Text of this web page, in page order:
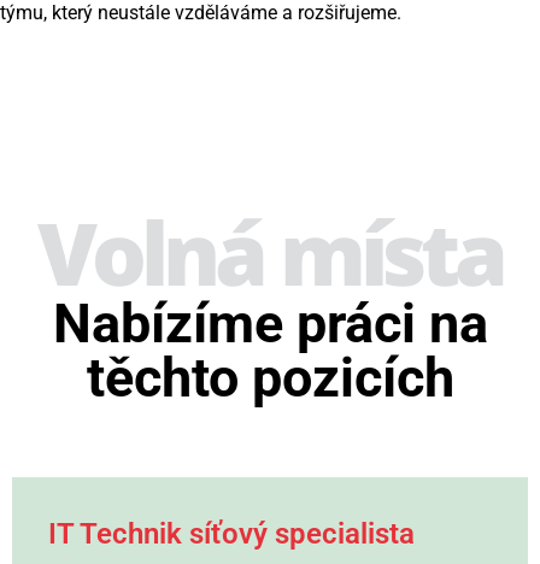
týmu, který neustále vzděláváme a rozšiřujeme.
Volná místa
Nabízíme práci na
těchto pozicích
IT Technik síťový specialista